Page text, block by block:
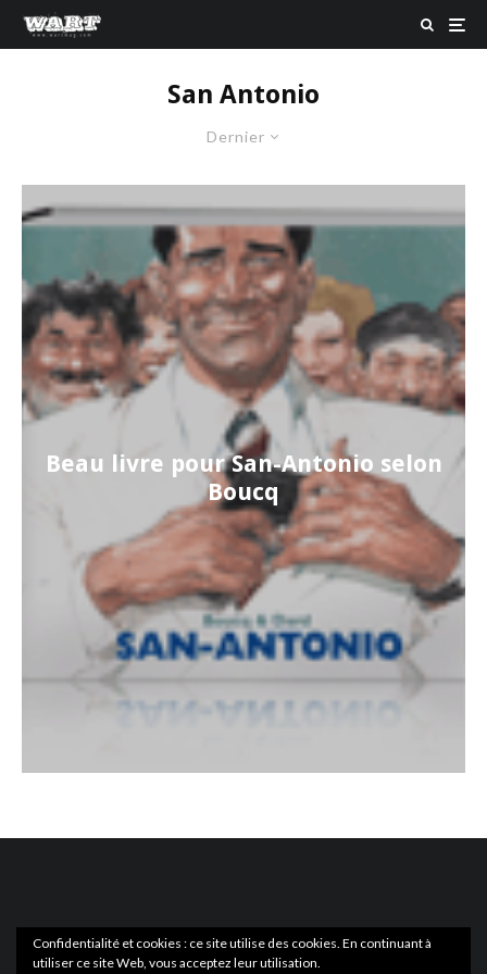
San Antonio
Dernier
Beau livre pour San-Antonio selon
Boucq
Confidentialité et cookies : ce site utilise des cookies. En continuant à
utiliser ce site Web, vous acceptez leur utilisation.